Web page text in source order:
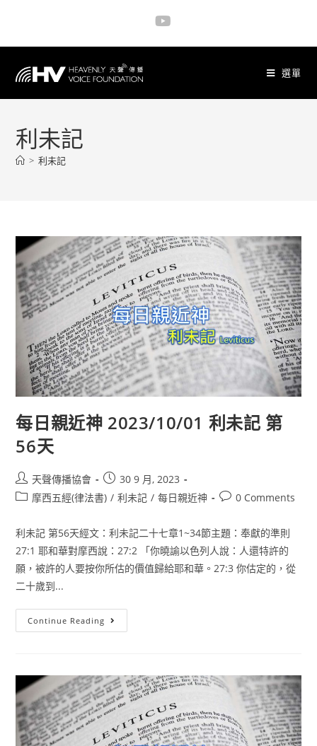
選單
利未記
> 利未記
每日親近神 2023/10/01 利未記 第
56天
天聲傳播協會
30 9 月, 2023
摩西五經(律法書) / 利未記 / 每日親近神 0 Comments
利未記 第56天經文：利未記二十七章1~34節主題：奉獻的準則
27:1 耶和華對摩西說：27:2 「你曉諭以色列人說：人還特許的
願，被許的人要按你所估的價值歸給耶和華。27:3 你估定的，從
二十歲到...
Continue Reading